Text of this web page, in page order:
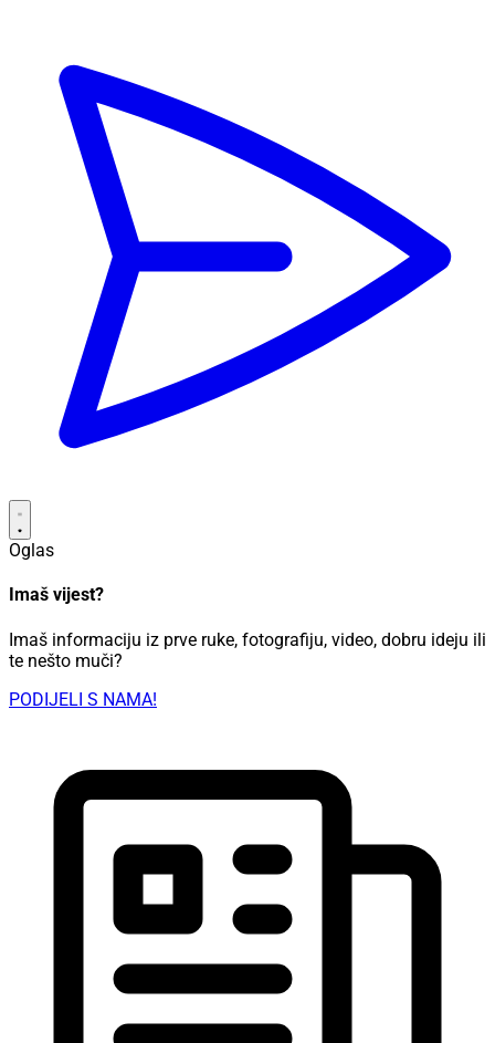
Oglas
Imaš vijest?
Imaš informaciju iz prve ruke, fotografiju, video, dobru ideju ili
te nešto muči?
PODIJELI S NAMA!